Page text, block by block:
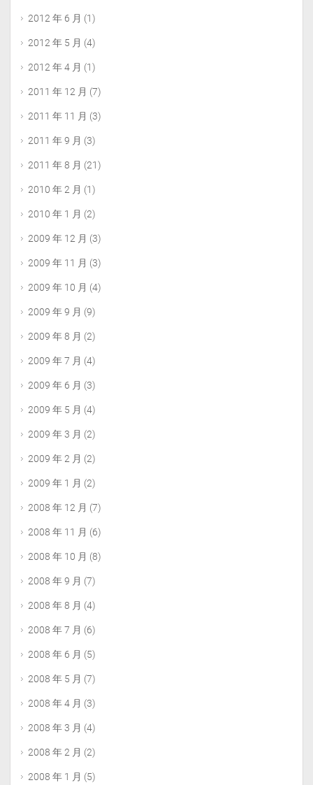
2012 年 6 月 (1)
2012 年 5 月 (4)
2012 年 4 月 (1)
2011 年 12 月 (7)
2011 年 11 月 (3)
2011 年 9 月 (3)
2011 年 8 月 (21)
2010 年 2 月 (1)
2010 年 1 月 (2)
2009 年 12 月 (3)
2009 年 11 月 (3)
2009 年 10 月 (4)
2009 年 9 月 (9)
2009 年 8 月 (2)
2009 年 7 月 (4)
2009 年 6 月 (3)
2009 年 5 月 (4)
2009 年 3 月 (2)
2009 年 2 月 (2)
2009 年 1 月 (2)
2008 年 12 月 (7)
2008 年 11 月 (6)
2008 年 10 月 (8)
2008 年 9 月 (7)
2008 年 8 月 (4)
2008 年 7 月 (6)
2008 年 6 月 (5)
2008 年 5 月 (7)
2008 年 4 月 (3)
2008 年 3 月 (4)
2008 年 2 月 (2)
2008 年 1 月 (5)